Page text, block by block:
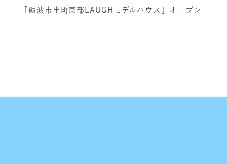
「砺波市出町東部LAUGHモデルハウス」オープン